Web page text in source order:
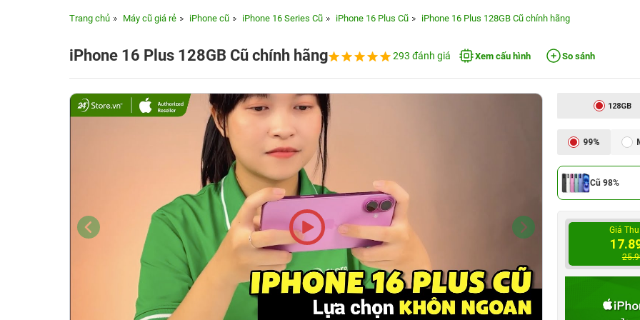
Trang chủ Máy cũ giá rẻ iPhone cũ iPhone 16 Series Cũ iPhone 16 Plus Cũ iPhone 16 Plus 128GB Cũ chính hãng
iPhone 16 Plus 128GB Cũ chính hãng 293 đánh giá Xem cấu hình So sánh
128GB
99%
Cũ 98%
Giá